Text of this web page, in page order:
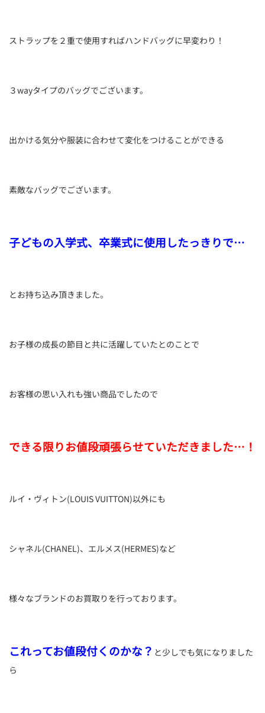
ストラップを２重で使用すればハンドバッグに早変わり！
３wayタイプのバッグでございます。
出かける気分や服装に合わせて変化をつけることができる
素敵なバッグでございます。
子どもの入学式、卒業式に使用したっきりで…
とお持ち込み頂きました。
お子様の成長の節目と共に活躍していたとのことで
お客様の思い入れも強い商品でしたので
できる限りお値段頑張らせていただきました…！
ルイ・ヴィトン(LOUIS VUITTON)以外にも
シャネル(CHANEL)、エルメス(HERMES)など
様々なブランドのお買取りを行っております。
これってお値段付くのかな？ と少しでも気になりました
ら